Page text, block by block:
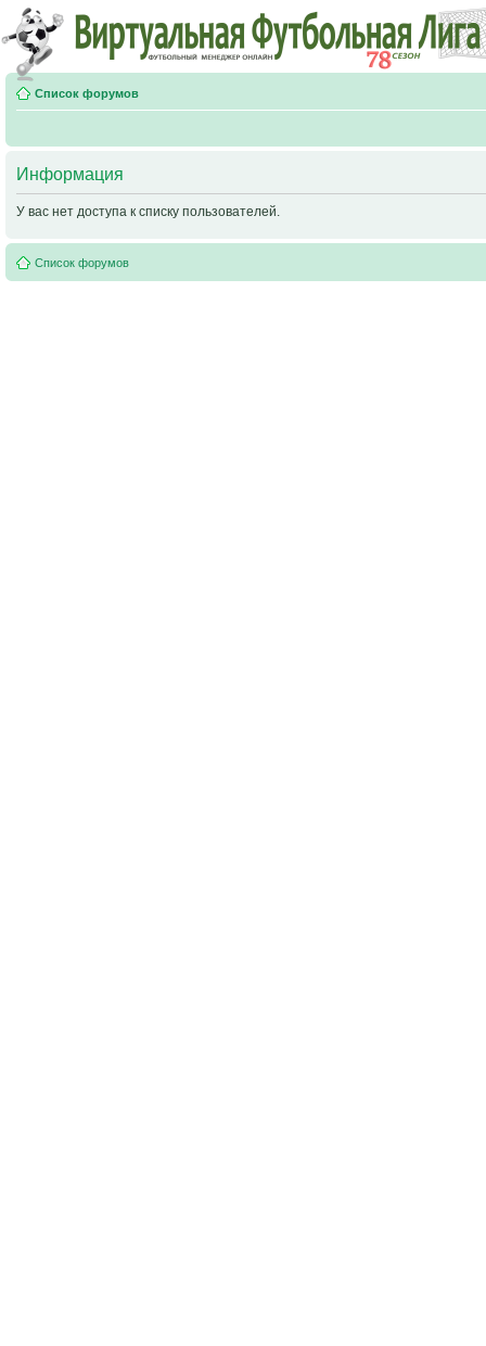
Список форумов
Информация
У вас нет доступа к списку пользователей.
Список форумов